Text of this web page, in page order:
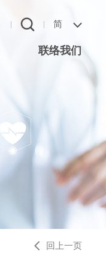
简
联络我们
回上一页